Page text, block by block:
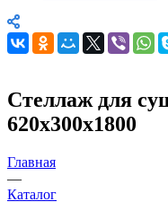
Стеллаж для
620х300х1800
Главная
—
Каталог